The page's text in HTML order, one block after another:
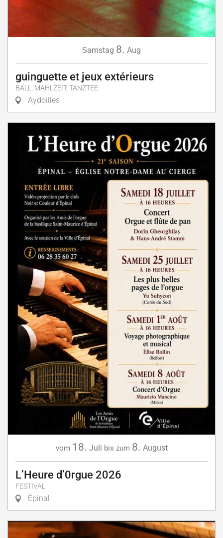
Samstag 8. Aug
guinguette et jeux extérieurs
BALL, MAHLZEIT, TANZTEE
Aydoilles
vom 18. Juli bis zum 8. August
L’Heure d’0rgue 2026
FESTIVAL
Épinal